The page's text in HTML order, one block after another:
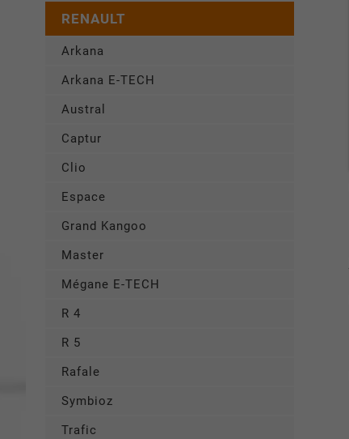
RENAULT
Arkana
Arkana E-TECH
Austral
Captur
Clio
Espace
Grand Kangoo
Master
Mégane E-TECH
R 4
R 5
Rafale
Symbioz
Trafic